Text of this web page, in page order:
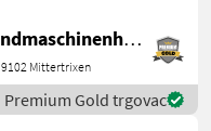
Landmaschinenhandel Ouschan Anton
9102 Mittertrixen
Premium Gold trgovac